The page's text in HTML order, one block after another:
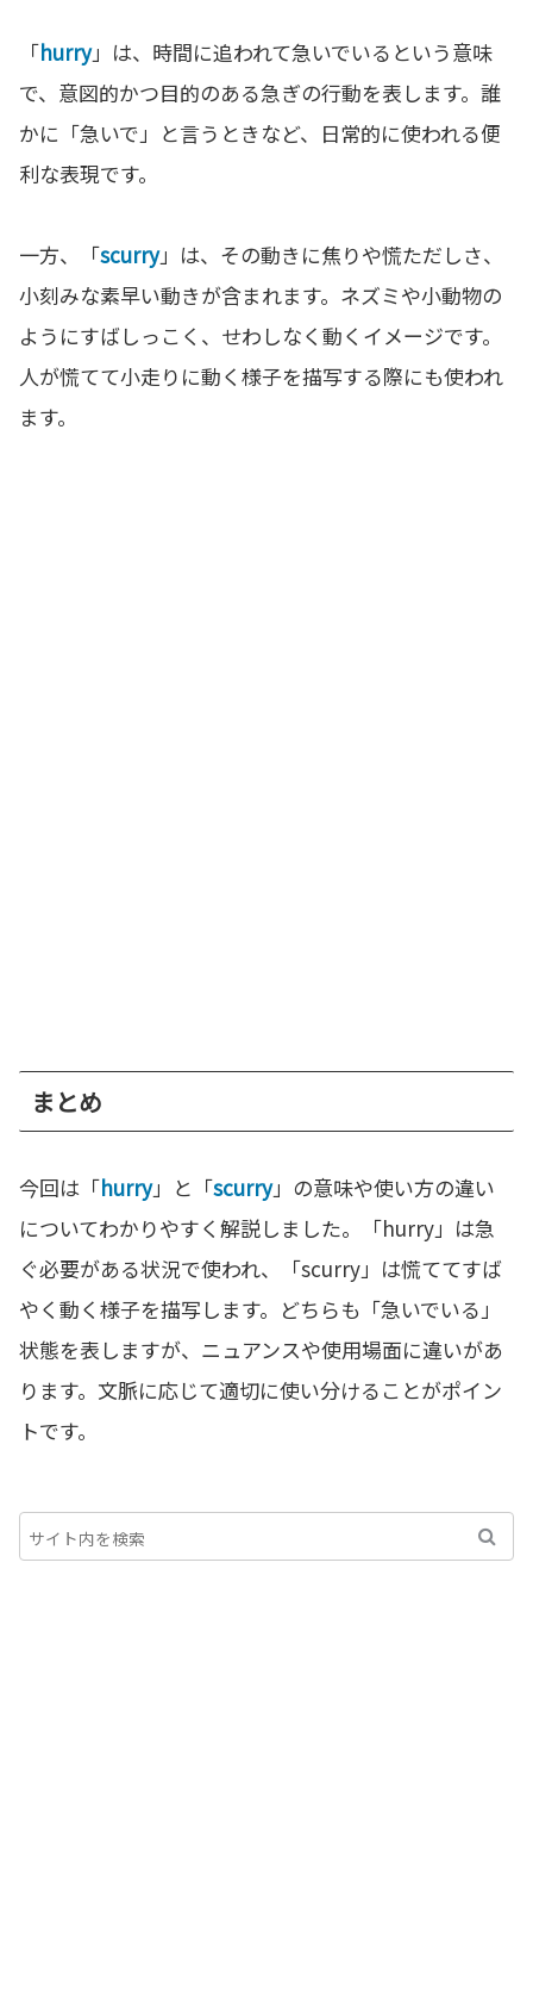
「hurry」は、時間に追われて急いでいるという意味
で、意図的かつ目的のある急ぎの行動を表します。誰
かに「急いで」と言うときなど、日常的に使われる便
利な表現です。
一方、「scurry」は、その動きに焦りや慌ただしさ、
小刻みな素早い動きが含まれます。ネズミや小動物の
ようにすばしっこく、せわしなく動くイメージです。
人が慌てて小走りに動く様子を描写する際にも使われ
ます。
まとめ
今回は「hurry」と「scurry」の意味や使い方の違い
についてわかりやすく解説しました。「hurry」は急
ぐ必要がある状況で使われ、「scurry」は慌ててすば
やく動く様子を描写します。どちらも「急いでいる」
状態を表しますが、ニュアンスや使用場面に違いがあ
ります。文脈に応じて適切に使い分けることがポイン
トです。